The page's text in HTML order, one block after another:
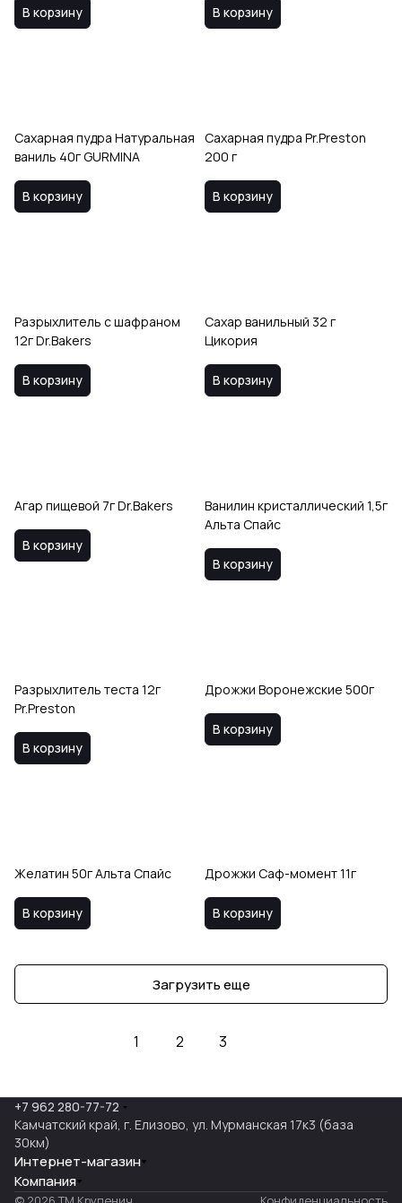
В корзину В корзину
Сахарная пудра Натуральная
ваниль 40г GURMINA
В корзину
Сахарная пудра Pr.Preston
200 г
В корзину
Разрыхлитель с шафраном
12г Dr.Bakers
В корзину
Сахар ванильный 32 г
Цикория
В корзину
Агар пищевой 7г Dr.Bakers
В корзину
Ванилин кристаллический 1,5г
Альта Спайс
В корзину
Разрыхлитель теста 12г
Pr.Preston
В корзину
Дрожжи Воронежские 500г
В корзину
Желатин 50г Альта Спайс
В корзину
Дрожжи Саф-момент 11г
В корзину
Загрузить еще
1 2 3
+7 962 280-77-72
Камчатский край, г. Елизово, ул. Мурманская 17к3 (база
30км)
Интернет-магазин
Компания